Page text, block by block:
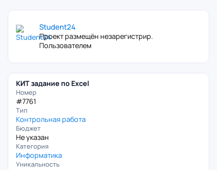
Student24
Проект размещён незарегистрир.
Пользователем
КИТ задание по Excel
Номер
#7761
Тип
Контрольная работа
Бюджет
Не указан
Категория
Информатика
Уникальность